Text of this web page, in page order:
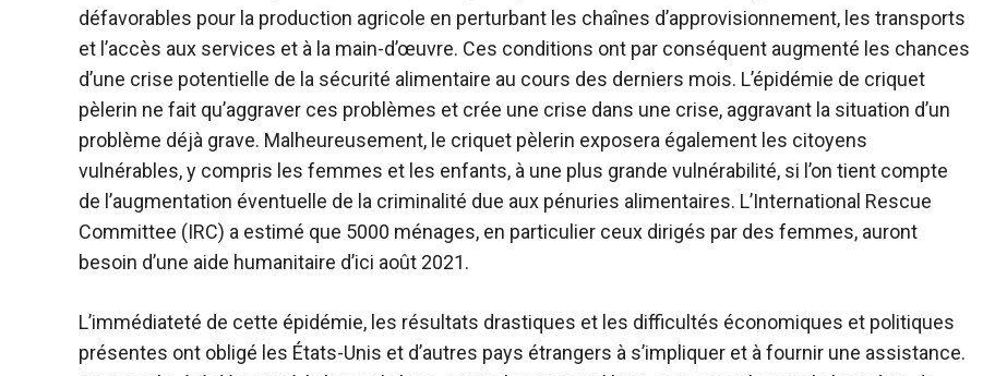
défavorables pour la production agricole en perturbant les chaînes d’approvisionnement, les transports
et l’accès aux services et à la main-d’œuvre. Ces conditions ont par conséquent augmenté les chances
d’une crise potentielle de la sécurité alimentaire au cours des derniers mois. L’épidémie de criquet
pèlerin ne fait qu’aggraver ces problèmes et crée une crise dans une crise, aggravant la situation d’un
problème déjà grave. Malheureusement, le criquet pèlerin exposera également les citoyens
vulnérables, y compris les femmes et les enfants, à une plus grande vulnérabilité, si l’on tient compte
de l’augmentation éventuelle de la criminalité due aux pénuries alimentaires. L’International Rescue
Committee (IRC) a estimé que 5000 ménages, en particulier ceux dirigés par des femmes, auront
besoin d’une aide humanitaire d’ici août 2021.
L’immédiateté de cette épidémie, les résultats drastiques et les difficultés économiques et politiques
présentes ont obligé les États-Unis et d’autres pays étrangers à s’impliquer et à fournir une assistance.